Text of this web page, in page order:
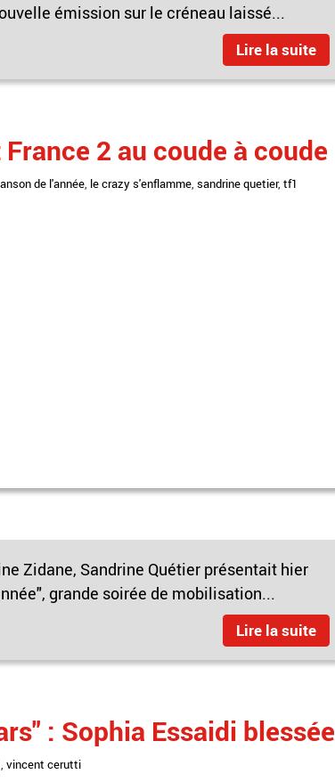
émission sur le créneau laissé...
Lire la suite
2 au coude à coude
de l'année le crazy s'enflamme sandrine quetier, tf1
Zidane, Sandrine Quétier présentait hier
grande soirée de mobilisation...
Lire la suite
: Sophia Essaidi blessée
, vincent cerutti